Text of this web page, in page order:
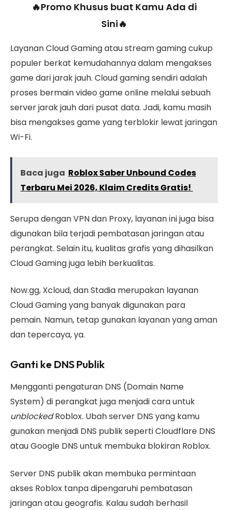
🔥Promo Khusus buat Kamu Ada di
Sini🔥
Layanan Cloud Gaming atau stream gaming cukup
populer berkat kemudahannya dalam mengakses
game dari jarak jauh. Cloud gaming sendiri adalah
proses bermain video game online melalui sebuah
server jarak jauh dari pusat data. Jadi, kamu masih
bisa mengakses game yang terblokir lewat jaringan
Wi-Fi.
Baca juga Roblox Saber Unbound Codes
Terbaru Mei 2026, Klaim Credits Gratis!
Serupa dengan VPN dan Proxy, layanan ini juga bisa
digunakan bila terjadi pembatasan jaringan atau
perangkat. Selain itu, kualitas grafis yang dihasilkan
Cloud Gaming juga lebih berkualitas.
Now.gg, Xcloud, dan Stadia merupakan layanan
Cloud Gaming yang banyak digunakan para
pemain. Namun, tetap gunakan layanan yang aman
dan tepercaya, ya.
Ganti ke DNS Publik
Mengganti pengaturan DNS (Domain Name
System) di perangkat juga menjadi cara untuk
unblockedRoblox. Ubah server DNS yang kamu
gunakan menjadi DNS publik seperti Cloudflare DNS
atau Google DNS untuk membuka blokiran Roblox.
Server DNS publik akan membuka permintaan
akses Roblox tanpa dipengaruhi pembatasan
jaringan atau geografis. Kalau sudah berhasil